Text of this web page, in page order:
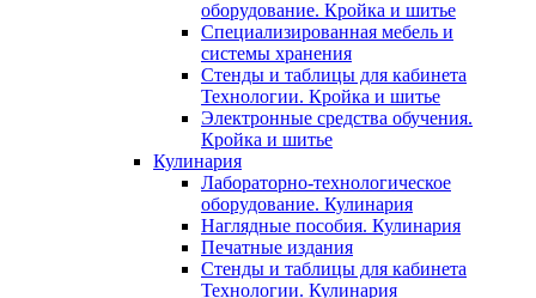
оборудование. Кройка и шитье
Специализированная мебель и
системы хранения
Стенды и таблицы для кабинета
Технологии. Кройка и шитье
Электронные средства обучения.
Кройка и шитье
Кулинария
Лабораторно-технологическое
оборудование. Кулинария
Наглядные пособия. Кулинария
Печатные издания
Стенды и таблицы для кабинета
Технологии. Кулинария